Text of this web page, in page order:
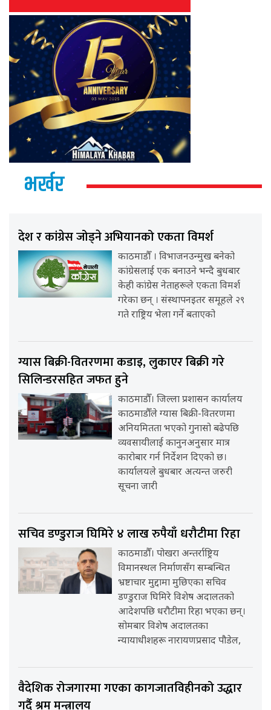
भर्खर
देश र कांग्रेस जोड्ने अभियानको एकता विमर्श
काठमाडौँ । विभाजनउन्मुख बनेको
कांग्रेसलाई एक बनाउने भन्दै बुधबार
केही कांग्रेस नेताहरूले एकता विमर्श
गरेका छन् । संस्थापनइतर समूहले २९
गते राष्ट्रिय भेला गर्ने बताएको
ग्यास बिक्री-वितरणमा कडाइ, लुकाएर बिक्री गरे
सिलिन्डरसहित जफत हुने
काठमाडौँ। जिल्ला प्रशासन कार्यालय
काठमाडौँले ग्यास बिक्री-वितरणमा
अनियमितता भएको गुनासो बढेपछि
व्यवसायीलाई कानुनअनुसार मात्र
कारोबार गर्न निर्देशन दिएको छ।
कार्यालयले बुधबार अत्यन्त जरुरी
सूचना जारी
सचिव डण्डुराज घिमिरे ४ लाख रुपैयाँ धरौटीमा रिहा
काठमाडौँ। पोखरा अन्तर्राष्ट्रिय
विमानस्थल निर्माणसँग सम्बन्धित
भ्रष्टाचार मुद्दामा मुछिएका सचिव
डण्डुराज घिमिरे विशेष अदालतको
आदेशपछि धरौटीमा रिहा भएका छन्।
सोमबार विशेष अदालतका
न्यायाधीशहरू नारायणप्रसाद पौडेल,
वैदेशिक रोजगारमा गएका कागजातविहीनको उद्धार